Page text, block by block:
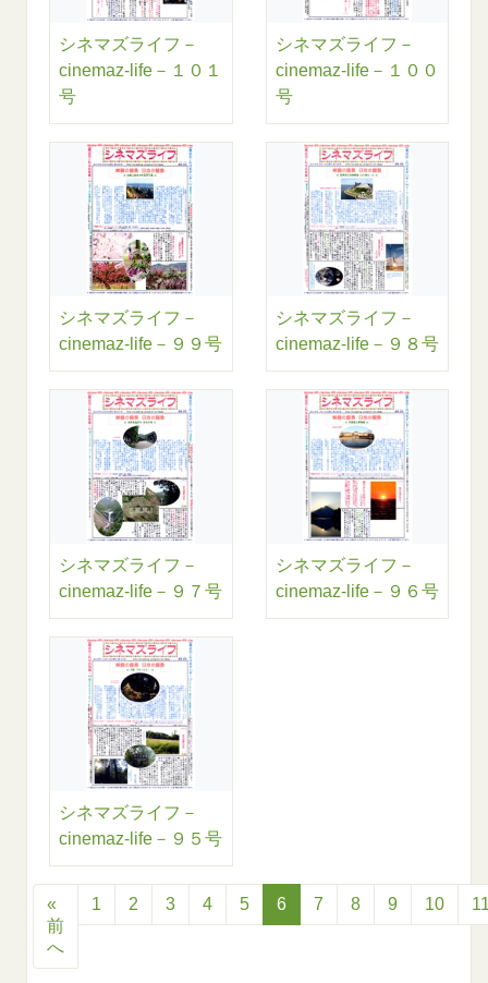
シネマズライフ－
cinemaz-life－１０１
号
シネマズライフ－
cinemaz-life－１００
号
シネマズライフ－
cinemaz-life－９９号
シネマズライフ－
cinemaz-life－９８号
シネマズライフ－
cinemaz-life－９７号
シネマズライフ－
cinemaz-life－９６号
シネマズライフ－
cinemaz-life－９５号
«
前
へ
1 2 3 4 5 6 7 8 9 10